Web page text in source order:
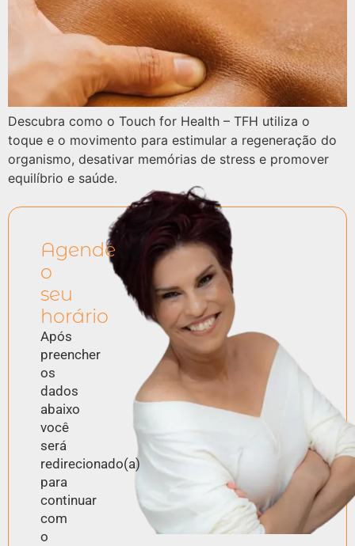
Descubra como o Touch for Health – TFH utiliza o
toque e o movimento para estimular a regeneração do
organismo, desativar memórias de stress e promover
equilíbrio e saúde.
Agende
o
seu
horário
Após
preencher
os
dados
abaixo
você
será
redirecionado(a)
para
continuar
com
o